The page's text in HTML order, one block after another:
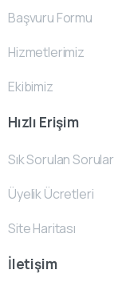
Başvuru Formu
Hizmetlerimiz
Ekibimiz
Hızlı Erişim
Sık Sorulan Sorular
Üyelik Ücretleri
Site Haritası
İletişim